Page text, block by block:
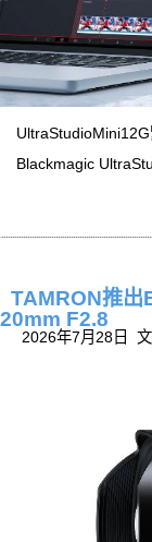
Blackmagic
TAMRON推出
20mm F2.8
2026年7月28日 文